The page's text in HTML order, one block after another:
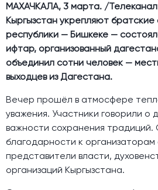
МАХАЧКАЛА, 3 марта. /
Кыргызстан укрепляют братские
республики — Бишкеке —
ифтар, организованный
объединил сотни человек —
выходцев из Дагестана.
Вечер прошёл в атмосфере
уважения. Участники говорили о
важности сохранения традиций.
благодарности к организаторам
представители власти,
организаций Кыргызстана.